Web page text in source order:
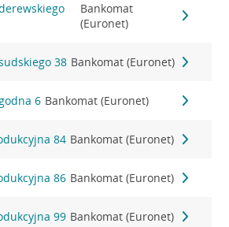
Bankomat
(Euronet)
38 Bankomat (Euronet)
6 Bankomat (Euronet)
84 Bankomat (Euronet)
86 Bankomat (Euronet)
99 Bankomat (Euronet)